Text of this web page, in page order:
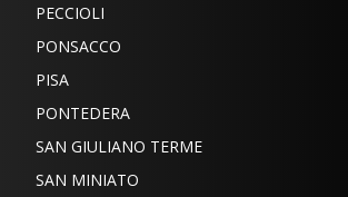
PECCIOLI
PONSACCO
PISA
PONTEDERA
SAN GIULIANO TERME
SAN MINIATO